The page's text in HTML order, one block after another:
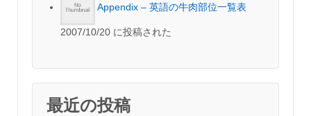
Appendix – 英語の牛肉部位一覧表
2007/10/20 に投稿された
最近の投稿